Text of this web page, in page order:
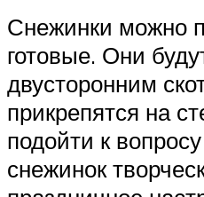
Снежинки можно
готовые. Они
двусторонним
прикрепятся на
подойти к
снежинок